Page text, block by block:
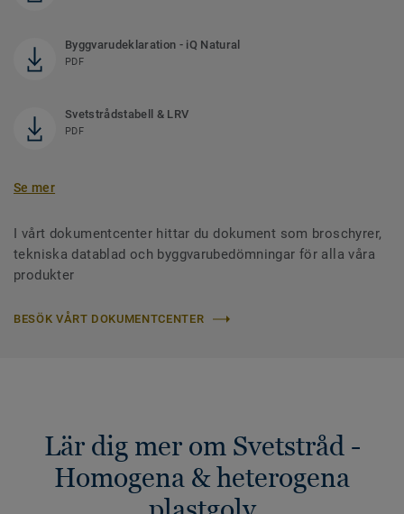
Byggvarudeklaration - iQ Natural
PDF
Svetstrådstabell & LRV
PDF
Se mer
I vårt dokumentcenter hittar du dokument som broschyrer,
tekniska datablad och byggvarubedömningar för alla våra
produkter
BESÖK VÅRT DOKUMENTCENTER
Lär dig mer om Svetstråd -
Homogena & heterogena